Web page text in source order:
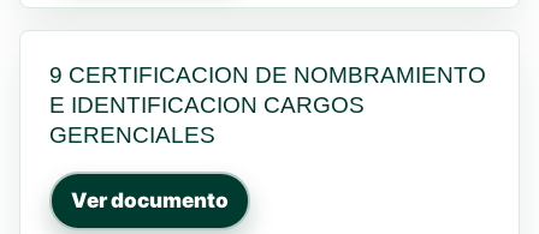
9 CERTIFICACION DE NOMBRAMIENTO
E IDENTIFICACION CARGOS
GERENCIALES
Ver documento